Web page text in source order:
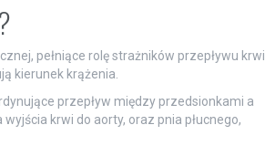
pełniące rolę strażników przepływu krwi
kierunek krążenia.
przepływ między przedsionkami a
krwi do aorty, oraz pnia płucnego,